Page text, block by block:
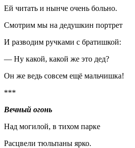
Ей читать и нынче очень больно.
Смотрим мы на дедушкин портрет
И разводим ручками с братишкой:
— Ну какой, какой же это дед?
Он же ведь совсем ещё мальчишка!
***
Вечный огонь
Над могилой, в тихом парке
Расцвели тюльпаны ярко.